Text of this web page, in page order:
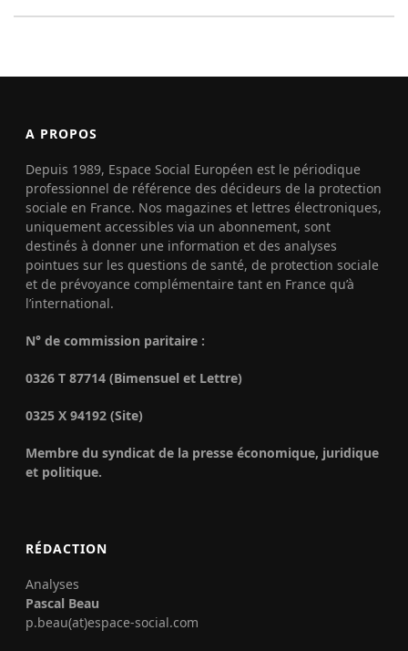
A PROPOS
Depuis 1989, Espace Social Européen est le périodique
professionnel de référence des décideurs de la protection
sociale en France. Nos magazines et lettres électroniques,
uniquement accessibles via un abonnement, sont
destinés à donner une information et des analyses
pointues sur les questions de santé, de protection sociale
et de prévoyance complémentaire tant en France qu’à
l’international.
N° de commission paritaire :
0326 T 87714 (Bimensuel et Lettre)
0325 X 94192 (Site)
Membre du syndicat de la presse économique, juridique
et politique.
RÉDACTION
Analyses
Pascal Beau
p.beau(at)espace-social.com